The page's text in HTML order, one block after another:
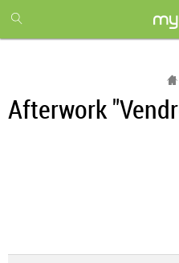
month
free
Afterwork